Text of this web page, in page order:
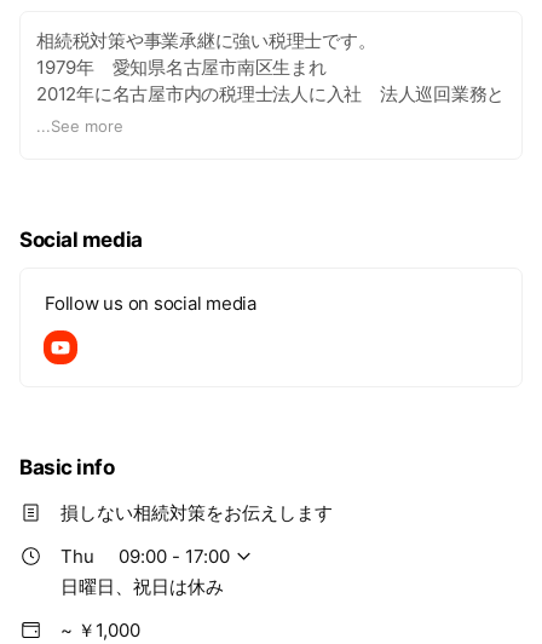
相続税対策や事業承継に強い税理士です。
1979年 愛知県名古屋市南区生まれ
2012年に名古屋市内の税理士法人に入社 法人巡回業務と
して、法人の帳面のチェック、決算書および申告書作成、
任せるよ」と言われたにも関わらず、全く相続税の実務経
験が無いことに焦りを感じ、相続税に強い税理士法人に転
転職先の税理士法人では、主に相続税申告書の作成と事業
承継に携わる。
50件以上の相続税申告書の作成する中で、相続税対策をし
広める必要性を感じ、林修平税理士事務所を開業し、今に
...See more
Social media
Follow us on social media
Basic info
損しない相続対策をお伝えします
Thu
09:00 - 17:00
日曜日、祝日は休み
~ ￥1,000